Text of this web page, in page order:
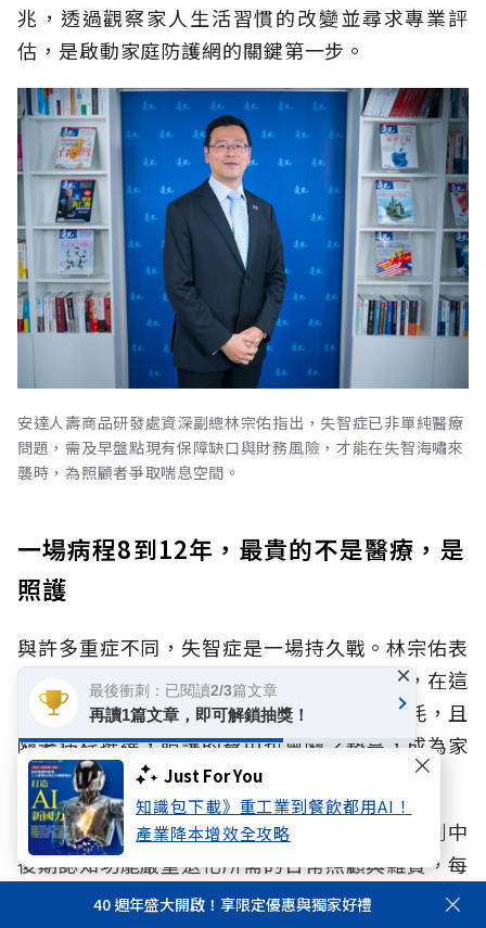
Just For You
知識包下載》重工業到餐飲都用AI！
產業降本增效全攻略
兆，透過觀察家人生活習慣的改變並尋求專業評
估，是啟動家庭防護網的關鍵第一步。
安達人壽商品研發處資深副總林宗佑指出，失智症已非單純醫療
問題，需及早盤點現有保障缺口與財務風險，才能在失智海嘯來
襲時，為照顧者爭取喘息空間。
一場病程8到12年，最貴的不是醫療，是
照護
與許多重症不同，失智症是一場持久戰。林宗佑表
示，失智症患者的平均存活約長達8至12年，在這
漫長的歲月裡，隨之而來的是驚人的財務消耗，且
隨著病程推進，照護的費用也會隨之墊高，成為家
庭沉重的負擔。
從初期的門診診療、失智症治療與新藥費用，到中
後期認知功能嚴重退化所需的日常照顧與雜費，每
月支出可能從初期的兩、三萬元，一路攀升至六萬
40 週年盛大開啟！享限定優惠與獨家好禮
最後衝刺：已閱讀2/3篇文章
再讀1篇文章，即可解鎖抽獎！
×